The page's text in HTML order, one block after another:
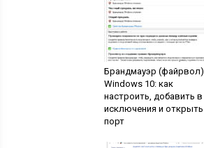
Брандмауэр (файрвол)
Windows 10: как
настроить, добавить в
исключения и открыть
порт